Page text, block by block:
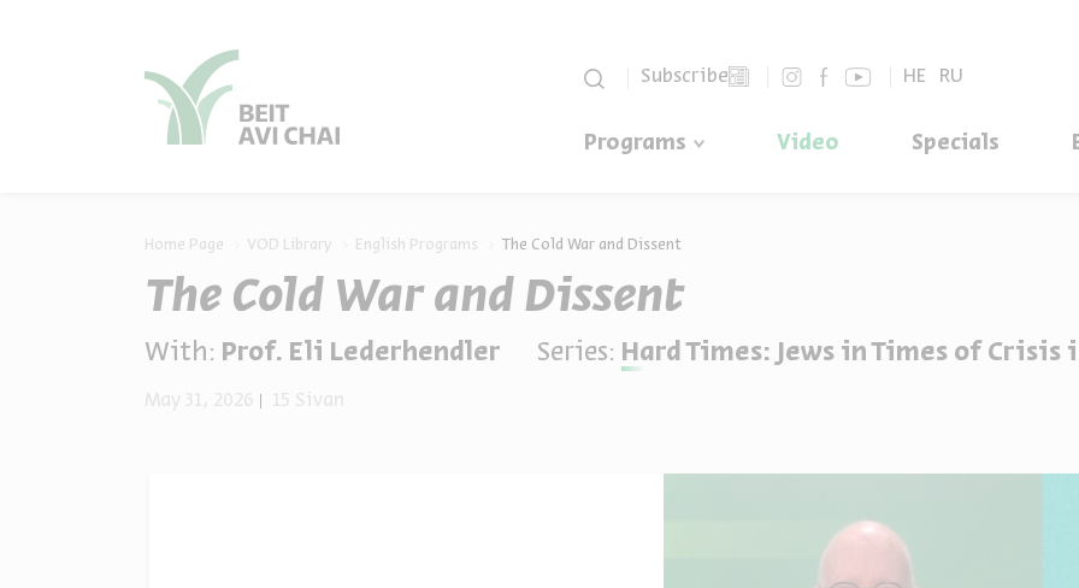
Subscribe HE RU
Programs Video Specials
Home Page VOD Library English Programs The Cold War and Dissent
The Cold War and Dissent
With: Prof. Eli Lederhendler Series: Hard Times: Jews in Times of Crisis